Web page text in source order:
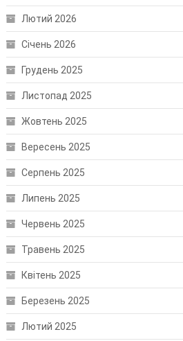
Лютий 2026
Січень 2026
Грудень 2025
Листопад 2025
Жовтень 2025
Вересень 2025
Серпень 2025
Липень 2025
Червень 2025
Травень 2025
Квітень 2025
Березень 2025
Лютий 2025